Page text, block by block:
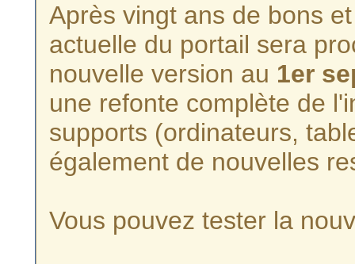
Après vingt ans de bons
actuelle du portail sera
nouvelle version au 1er
une refonte complète de
supports (ordinateurs,
également de nouvelles
Vous pouvez tester la